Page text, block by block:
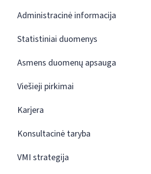
Administracinė informacija
Statistiniai duomenys
Asmens duomenų apsauga
Viešieji pirkimai
Karjera
Konsultacinė taryba
VMI strategija